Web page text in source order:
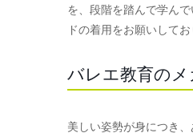
を、段階を踏んで学ん
ドの着用をお願いしてお
バレエ教育の
美しい姿勢が身につき